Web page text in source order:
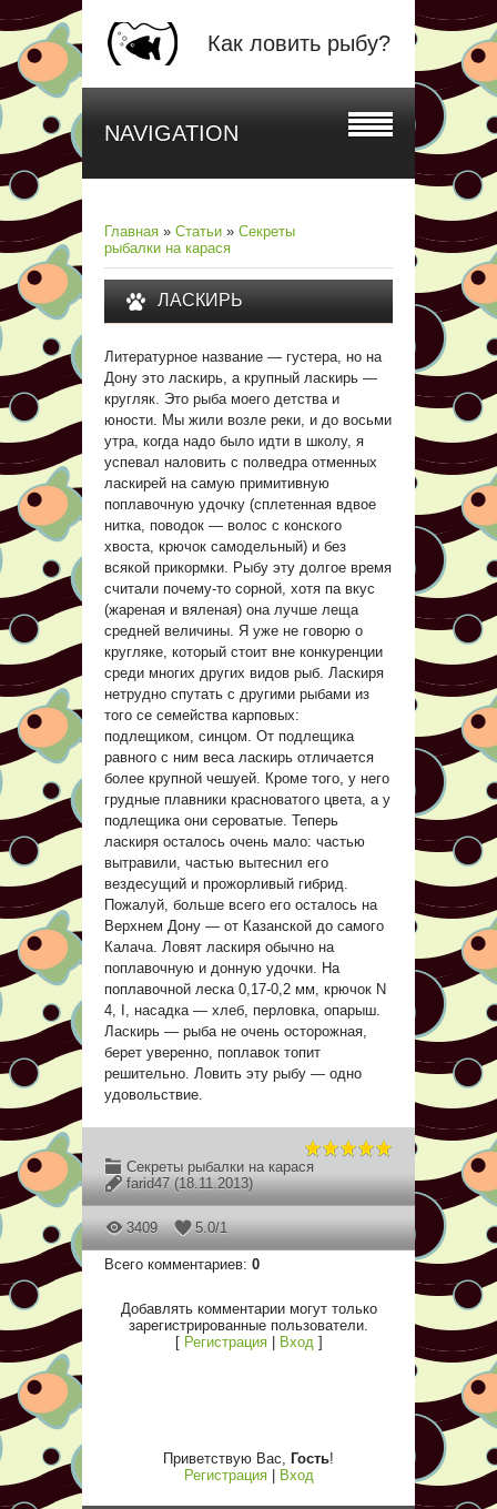
Как ловить рыбу?
NAVIGATION
Главная » Статьи » Секреты
рыбалки на карася
ЛАСКИРЬ
Литературное название — густера, но на
Дону это ласкирь, а крупный ласкирь —
кругляк. Это рыба моего детства и
юности. Мы жили возле реки, и до восьми
утра, когда надо было идти в школу, я
успевал наловить с полведра отменных
ласкирей на самую примитивную
поплавочную удочку (сплетенная вдвое
нитка, поводок — волос с конского
хвоста, крючок самодельный) и без
всякой прикормки. Рыбу эту долгое время
считали почему-то сорной, хотя па вкус
(жареная и вяленая) она лучше леща
средней величины. Я уже не говорю о
кругляке, который стоит вне конкуренции
среди многих других видов рыб. Ласкиря
нетрудно спутать с другими рыбами из
того се семейства карповых:
подлещиком, синцом. От подлещика
равного с ним веса ласкирь отличается
более крупной чешуей. Кроме того, у него
грудные плавники красноватого цвета, а у
подлещика они сероватые. Теперь
ласкиря осталось очень мало: частью
вытравили, частью вытеснил его
вездесущий и прожорливый гибрид.
Пожалуй, больше всего его осталось на
Верхнем Дону — от Казанской до самого
Калача. Ловят ласкиря обычно на
поплавочную и донную удочки. На
поплавочной леска 0,17-0,2 мм, крючок N
4, I, насадка — хлеб, перловка, опарыш.
Ласкирь — рыба не очень осторожная,
берет уверенно, поплавок топит
решительно. Ловить эту рыбу — одно
удовольствие.
Секреты рыбалки на карася
farid47(18.11.2013)
3409 5.0/1
Всего комментариев: 0
Добавлять комментарии могут только
зарегистрированные пользователи.
[ Регистрация| Вход]
Приветствую Вас, Гость!
Регистрация| Вход